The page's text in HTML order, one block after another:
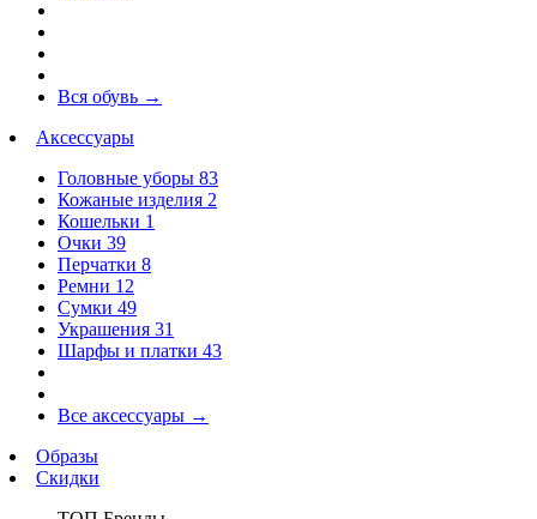
Вся обувь →
Аксессуары
Головные уборы 83
Кожаные изделия 2
Кошельки 1
Очки 39
Перчатки 8
Ремни 12
Сумки 49
Украшения 31
Шарфы и платки 43
Все аксессуары →
Образы
Скидки